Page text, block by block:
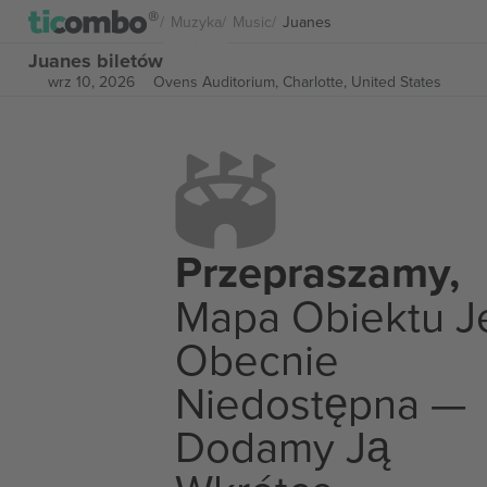
Muzyka Music Juanes
Juanes biletów
wrz 10, 2026 Ovens Auditorium, Charlotte, United States
Przepraszamy,
Mapa Obiektu
Obecnie
Niedostępna —
Dodamy Ją